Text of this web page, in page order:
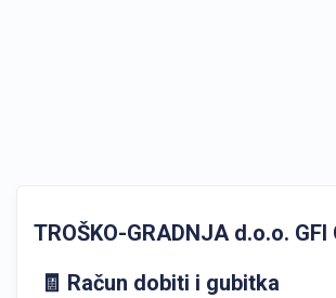
TROŠKO-GRADNJA d.o.o.
🧾 Račun dobiti i gubitka